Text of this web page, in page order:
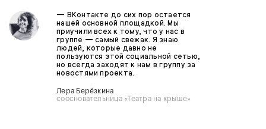
— ВКонтакте до сих пор остается
нашей основной площадкой. Мы
приучили всех к тому, что у нас в
группе — самый свежак. Я знаю
людей, которые давно не
пользуются этой социальной сетью,
но всегда заходят к нам в группу за
новостями проекта.
Лера Берёзкина
соосновательница «Театра на крыше»